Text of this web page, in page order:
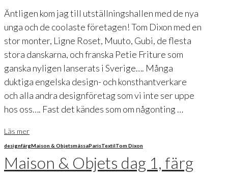
Äntligen kom jag till utställningshallen med de nya
unga och de coolaste företagen! Tom Dixon med en
stor monter, Ligne Roset, Muuto, Gubi, de flesta
stora danskarna, och franska Petie Friture som
ganska nyligen lanserats i Sverige…. Många
duktiga engelska design- och konsthantverkare
och alla andra designföretag som vi inte ser uppe
hos oss…. Fast det kändes som om någonting …
Läs mer
designfärgMaison & ObjetsmässaParisTextilTom Dixon
Maison & Objets dag 1, färg